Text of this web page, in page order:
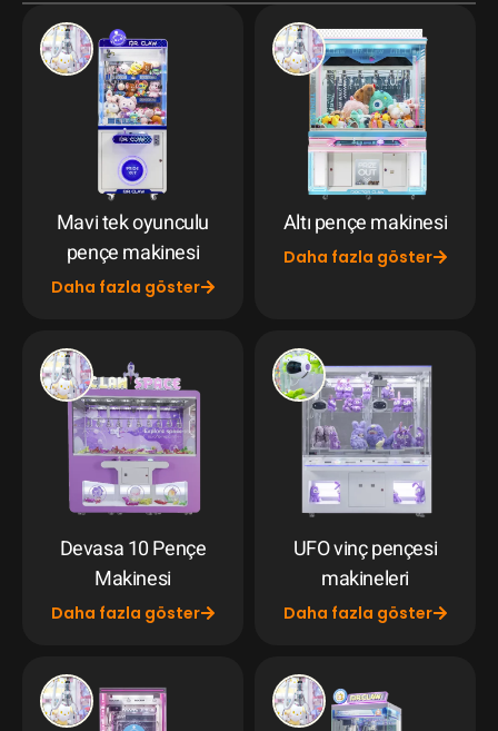
Mavi tek oyunculu
pençe makinesi
Daha fazla göster
Altı pençe makinesi
Daha fazla göster
Devasa 10 Pençe
Makinesi
Daha fazla göster
UFO vinç pençesi
makineleri
Daha fazla göster